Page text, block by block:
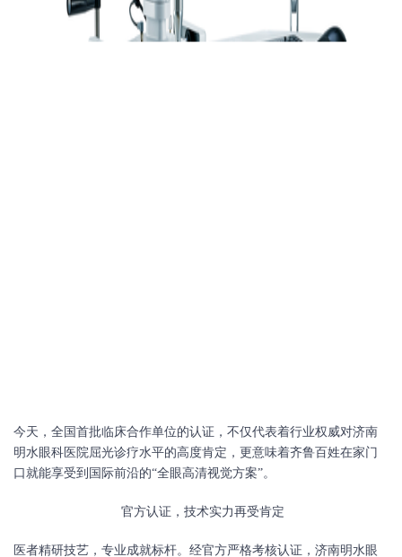
今天，全国首批临床合作单位的认证，不仅代表着行业权威对济南
明水眼科医院屈光诊疗水平的高度肯定，更意味着齐鲁百姓在家门
口就能享受到国际前沿的“全眼高清视觉方案”。
官方认证，技术实力再受肯定
医者精研技艺，专业成就标杆。经官方严格考核认证，济南明水眼